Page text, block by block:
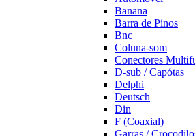
Banana
Barra de Pinos
Bnc
Coluna-som
Conectores
D-sub / Capótas
Delphi
Deutsch
Din
F (Coaxial)
Garras /